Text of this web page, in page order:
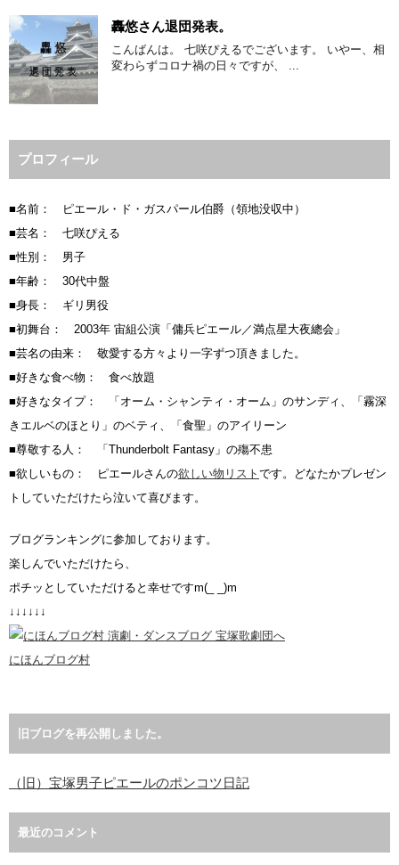
轟悠さん退団発表。
こんばんは。 七咲ぴえるでございます。 いやー、相
変わらずコロナ禍の日々ですが、 ...
プロフィール
■名前： ピエール・ド・ガスパール伯爵（領地没収中）
■芸名： 七咲ぴえる
■性別： 男子
■年齢： 30代中盤
■身長： ギリ男役
■初舞台： 2003年 宙組公演「傭兵ピエール／満点星大夜總会」
■芸名の由来： 敬愛する方々より一字ずつ頂きました。
■好きな食べ物： 食べ放題
■好きなタイプ： 「オーム・シャンティ・オーム」のサンディ、「霧深
きエルベのほとり」のベティ、「食聖」のアイリーン
■尊敬する人： 「Thunderbolt Fantasy」の殤不患
■欲しいもの： ピエールさんの欲しい物リスト です。どなたかプレゼン
トしていただけたら泣いて喜びます。
ブログランキングに参加しております。
楽しんでいただけたら、
ポチッとしていただけると幸せですm(_ _)m
↓↓↓↓↓↓
にほんブログ村
旧ブログを再公開しました。
（旧）宝塚男子ピエールのポンコツ日記
最近のコメント